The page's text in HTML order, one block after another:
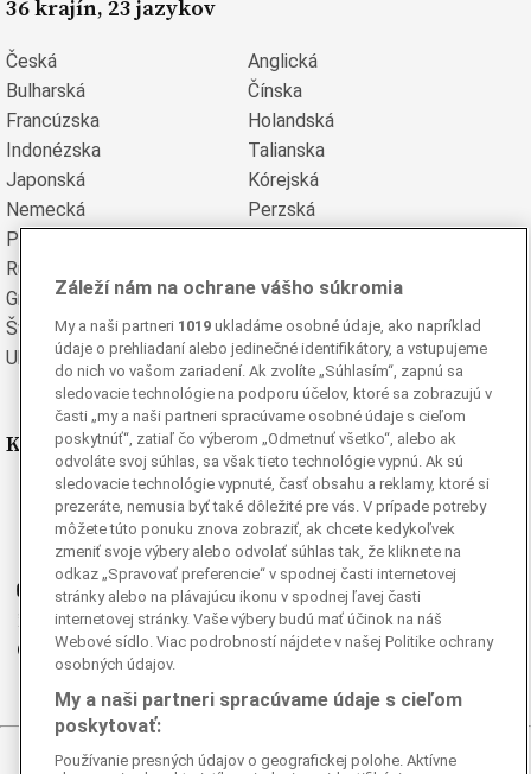
36 krajín, 23 jazykov
Česká
Anglická
Bulharská
Čínska
Francúzska
Holandská
Indonézska
Talianska
Japonská
Kórejská
Nemecká
Perzská
Poľská
Rumunská
Grécka
Španielska
Švédska
Turecká
Ukrajinská
Vietnamská
Kde nás nájdete
Facebook
Instagram
Ganjing
Youtube
Twitter
Telegram
Záleží nám na ochrane vášho súkromia
My a naši partneri 1019 ukladáme osobné údaje, ako napríklad
údaje o prehliadaní alebo jedinečné identifikátory, a vstupujeme
do nich vo vašom zariadení. Ak zvolíte „Súhlasím“, zapnú sa
sledovacie technológie na podporu účelov, ktoré sa zobrazujú v
časti „my a naši partneri spracúvame osobné údaje s cieľom
poskytnúť“, zatiaľ čo výberom „Odmetnuť všetko“, alebo ak
odvoláte svoj súhlas, sa však tieto technológie vypnú. Ak sú
sledovacie technológie vypnuté, časť obsahu a reklamy, ktoré si
prezeráte, nemusia byť také dôležité pre vás. V prípade potreby
môžete túto ponuku znova zobraziť, ak chcete kedykoľvek
zmeniť svoje výbery alebo odvolať súhlas tak, že kliknete na
odkaz „Spravovať preferencie“ v spodnej časti internetovej
stránky alebo na plávajúcu ikonu v spodnej ľavej časti
internetovej stránky. Vaše výbery budú mať účinok na náš
Webové sídlo. Viac podrobností nájdete v našej Politike ochrany
osobných údajov.
My a naši partneri spracúvame údaje s cieľom
poskytovať:
Používanie presných údajov o geografickej polohe. Aktívne